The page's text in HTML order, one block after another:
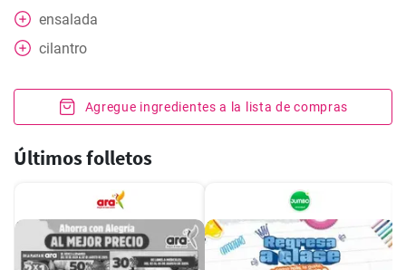
ensalada
cilantro
Agregue ingredientes a la lista de compras
Últimos folletos